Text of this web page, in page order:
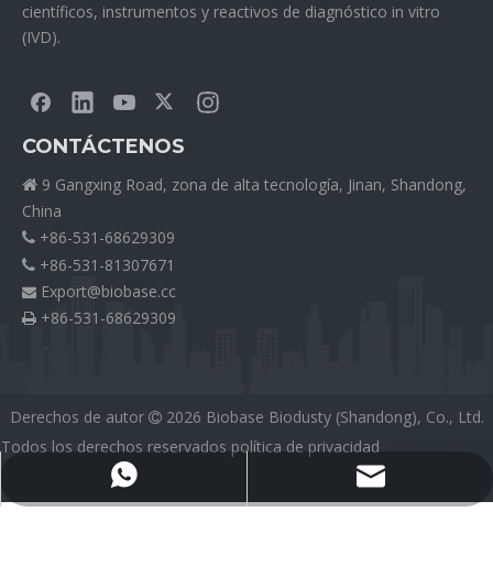
científicos, instrumentos y reactivos de diagnóstico in vitro
(IVD).
CONTÁCTENOS
 9 Gangxing Road, zona de alta tecnología, Jinan, Shandong,
China
 +86-531-68629309
 +86-531-81307671
 Export@biobase.cc
 +86-531-68629309
Derechos de autor  2026 Biobase Biodusty (Shandong), Co., Ltd.
Todos los derechos reservados política de privacidad